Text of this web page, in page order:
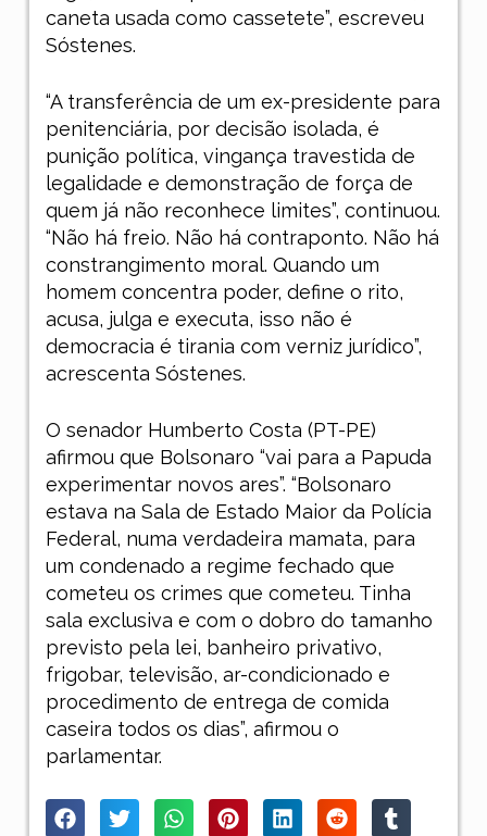
caneta usada como cassetete”, escreveu
Sóstenes.
“A transferência de um ex-presidente para
penitenciária, por decisão isolada, é
punição política, vingança travestida de
legalidade e demonstração de força de
quem já não reconhece limites”, continuou.
“Não há freio. Não há contraponto. Não há
constrangimento moral. Quando um
homem concentra poder, define o rito,
acusa, julga e executa, isso não é
democracia é tirania com verniz jurídico”,
acrescenta Sóstenes.
O senador Humberto Costa (PT-PE)
afirmou que Bolsonaro “vai para a Papuda
experimentar novos ares”. “Bolsonaro
estava na Sala de Estado Maior da Polícia
Federal, numa verdadeira mamata, para
um condenado a regime fechado que
cometeu os crimes que cometeu. Tinha
sala exclusiva e com o dobro do tamanho
previsto pela lei, banheiro privativo,
frigobar, televisão, ar-condicionado e
procedimento de entrega de comida
caseira todos os dias”, afirmou o
parlamentar.